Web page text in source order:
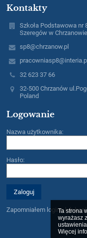
Ta strona
wyrażasz
Więcej
Kontakty
Szkoła Podstawowa nr
Szeregów w Chrzanowie
sp8@chrzanow.pl
pracowniasp8@interia.pl
32 623 37 66
32-500 Chrzanów
Poland
Logowanie
Nazwa użytkownika:
Hasło:
Zapomniałem loginu lub